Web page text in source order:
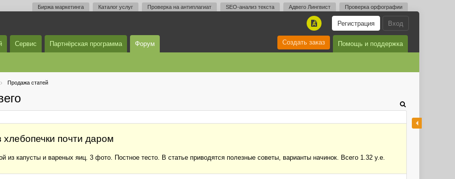
Биржа маркетинга Каталог услуг Проверка на антиплагиат SEO-анализ текста Адвего Лингвист Проверка орфографии
Вход
Регистрация
A
Сервис Партнёрская программа Форум Помощь и поддержка
Создать заказ
Продажа статей
хлебопечки почти даром
из капусты и вареных яиц. 3 фото. Постное тесто. В статье приводятся полезные советы, варианты начинок. Всего 1.32 у.е.